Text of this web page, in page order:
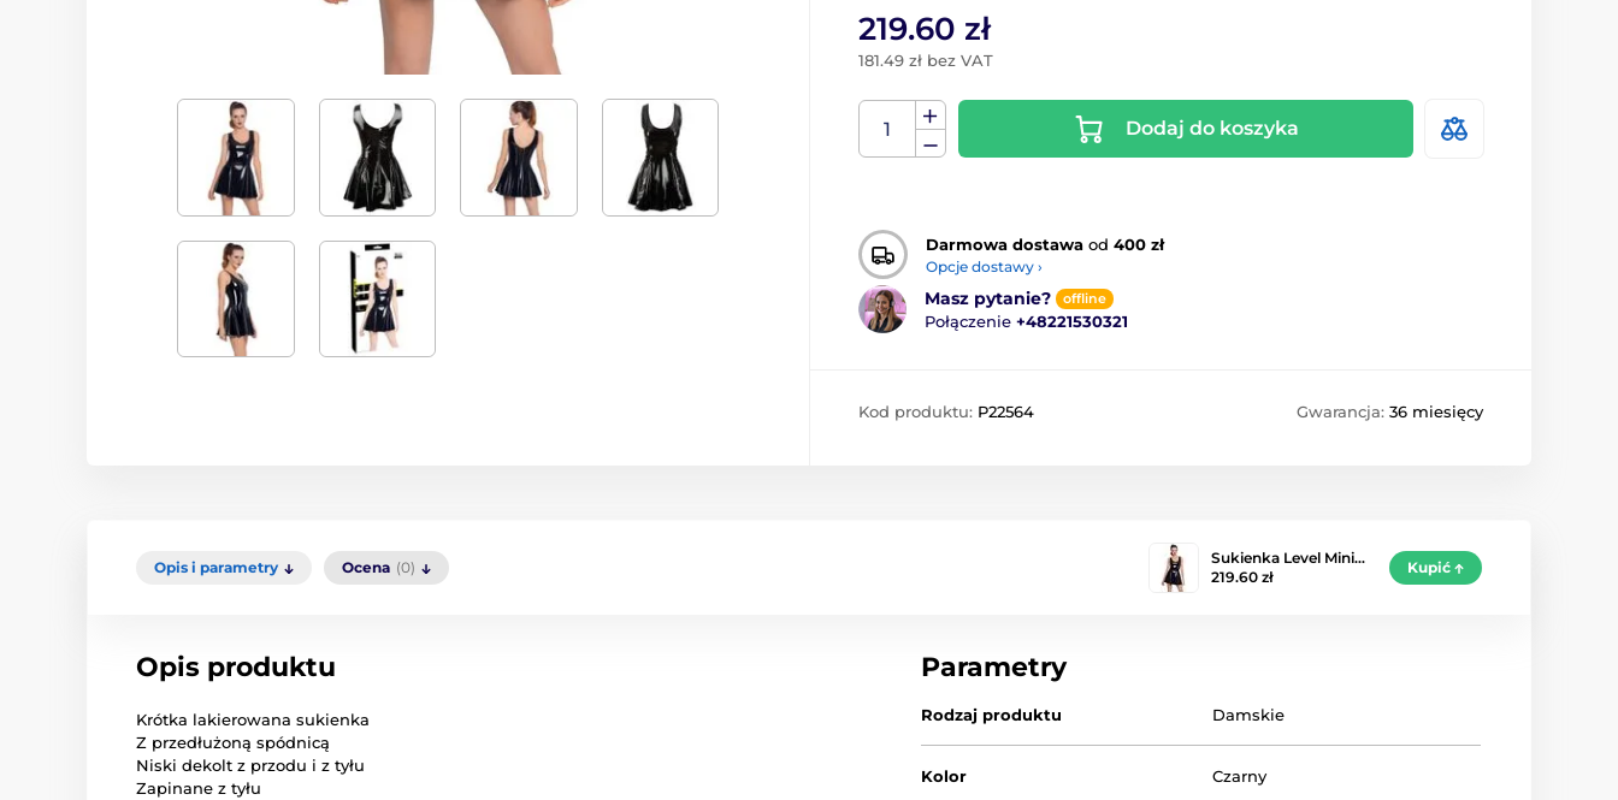
219.60 zł
181.49 zł bez VAT
Dodaj do koszyka
Darmowa dostawa od 400 zł
Opcje dostawy ›
Masz pytanie? offline
Połączenie +48221530321
Kod produktu: P22564 Gwarancja: 36 miesięcy
Opis i parametry Ocena (0)
Sukienka Level Mini…
219.60 zł
Kupić
Opis produktu
Krótka lakierowana sukienka
Z przedłużoną spódnicą
Niski dekolt z przodu i z tyłu
Zapinane z tyłu
Parametry
Rodzaj produktu Damskie
Kolor Czarny